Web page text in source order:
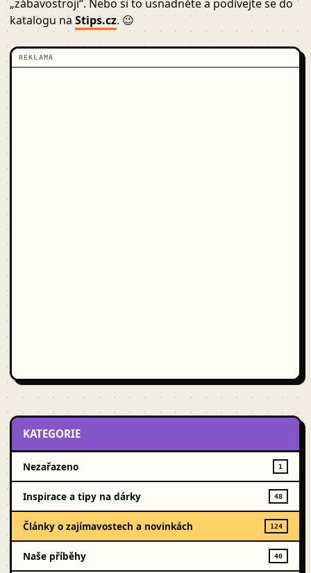
„zábavostroji“. Nebo si to usnadněte a podívejte se do
katalogu na Stips.cz. 😉
REKLAMA
KATEGORIE
Nezařazeno 1
Inspirace a tipy na dárky 48
Články o zajímavostech a novinkách 124
Naše příběhy 40